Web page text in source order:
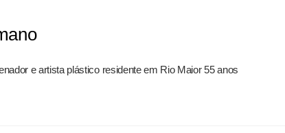
e artista plástico residente em Rio Maior 55 anos